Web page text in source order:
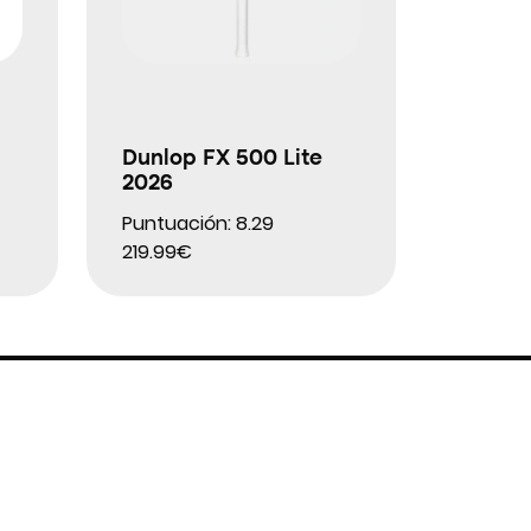
Dunlop FX 500 Lite
2026
Puntuación: 8.29
219.99€